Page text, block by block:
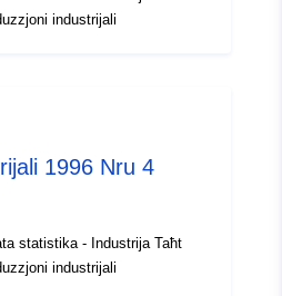
14 February 2024
Q15326#ID
industrijali
1996 Nru 4
statistika - Industrija Taħt
industrijali